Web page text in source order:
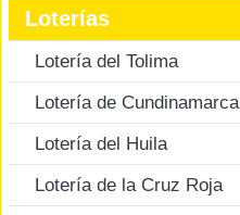
Loterías
Lotería del Tolima
Lotería de Cundinamarca
Lotería del Huila
Lotería de la Cruz Roja